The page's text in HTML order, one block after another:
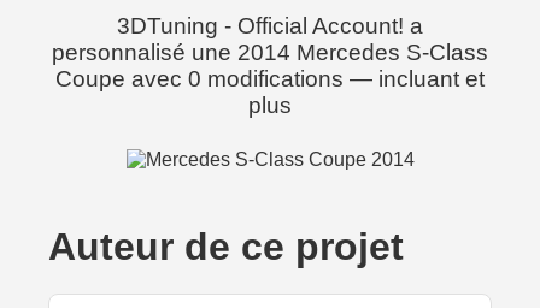
3DTuning - Official Account! a
personnalisé une 2014 Mercedes S-Class
Coupe avec 0 modifications — incluant et
plus
Auteur de ce projet